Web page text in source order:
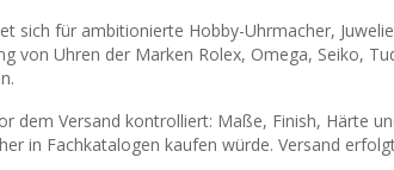
sich für ambitionierte Hobby-Uhrmacher,
von Uhren der Marken Rolex, Omega, Seiko,
dem Versand kontrolliert: Maße, Finish, Härte
in Fachkatalogen kaufen würde. Versand